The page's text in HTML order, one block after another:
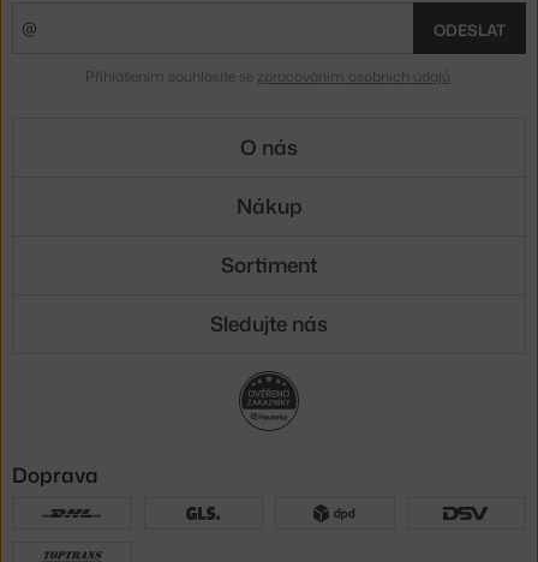
ODESLAT
Přihlášením souhlasíte se zpracováním osobních údajů
O nás
Nákup
Sortiment
Sledujte nás
Doprava